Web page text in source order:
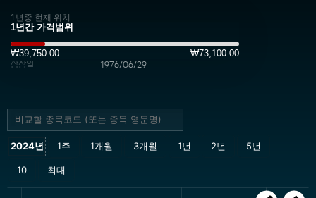
1년중 현재 위치
₩39,750.00 ₩73,100.00
상장일 1976/06/29